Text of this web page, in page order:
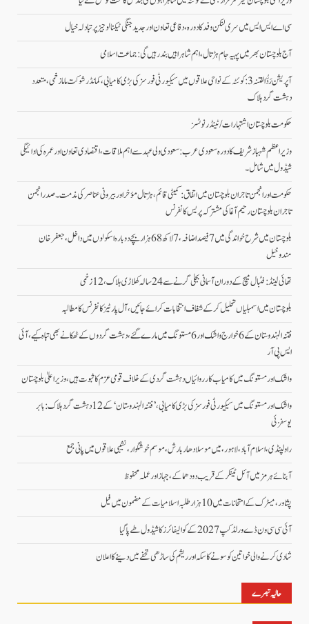
سی اے ایس ایس میں سری لنکن وفد کا دورہ، دفاعی تعاون اور جدید جنگی ٹیکنالوجیز پر تبادلہ خیال
آج بلوچستان بھر میں پہیہ جام ہڑتال، اہم شاہراہیں بند رہیں گی: جماعت اسلامی
آپریشن رَدُّ الفتنہ 3: کوئٹہ کے نواحی علاقوں میں سیکیورٹی فورسز کی بڑی کامیابی، کمانڈر شوکت ماما زخمی، متعدد
دہشت گرد ہلاک
حکومت بلوچستان اشتہارات/ ٹینڈر نوٹسز
وزیراعظم شہباز شریف کا دورہ سعودی عرب: سعودی ولی عہد سے اہم ملاقات، اقتصادی تعاون اور عمرہ کی ادائیگی
شیڈول میں شامل۔
حکومت اور انجمن تاجران بلوچستان میں اتفاق: کمیٹی قائم، ہڑتال مؤخر اور بیرونی عناصر کی مذمت۔ صدر انجمن
تاجران بلوچستان رحیم آغا کی مشترکہ پریس کانفرنس
بلوچستان میں شرح خواندگی میں 7 فیصد اضافہ، 7 لاکھ 68 ہزار بچے دوبارہ اسکولوں میں داخل،جعفرخان
مندوخیل
تھائی لینڈ: فٹبال میچ کے دوران آسمانی بجلی گرنے سے 24 سالہ کھلاڑی ہلاک، 12 زخمی
بلوچستان میں اسمبلیاں تحلیل کرکے شفاف انتخابات کرائے جائیں، آل پارٹیز کانفرنس کا مطالبہ
فتنہ الہندوستان کے 6 خوارج واشک اور 6 مستونگ میں مارے گئے، دہشت گردوں کے ٹھکانے بھی تباہ کیے،آئی
ایس پی آر
واشک اور مستونگ میں کامیاب کارروائیاں دہشت گردی کے خلاف قومی عزم کا ثبوت ہیں، وزیر اعلیٰ بلوچستان
واشک اور مستونگ میں سیکیورٹی فورسز کی بڑی کامیابی، ’فتنہ الہندوستان‘ کے 12 دہشت گرد ہلاک: بابر
یوسفزئی
راولپنڈی، اسلام آباد،لاہور، میں موسلادھار بارش،موسم خوشگوار، نشیبی علاقوں میں پانی جمع
آبنائے ہرمز میں آئل ٹینکر کے قریب دو دھماکے، جہاز اور عملہ محفوظ
پشاور، میٹرک کے امتحانات میں 10 ہزار طلبہ اسلامیات کے مضمون میں فیل
آئی سی سی ون ڈے ورلڈکپ 2027 کے کوالیفائرز کا شیڈول طے پاگیا
شادی کرنے والی خواتین کو سونے کا سکہ اور ریشم کی ساڑھی تحفے میں دینے کا اعلان
حالیہ تبصرے